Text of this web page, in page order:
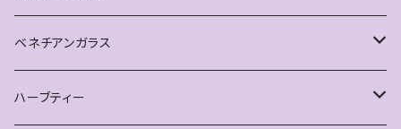
ベネチアンガラス
ピアス
ハーブティー